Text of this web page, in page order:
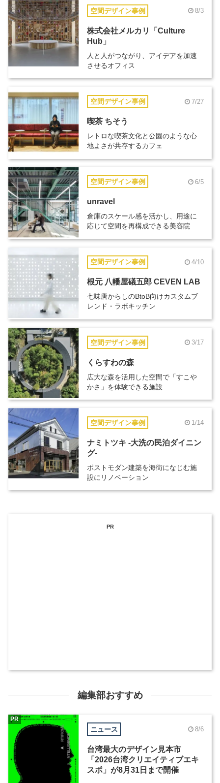
空間デザイン事例 8/3
株式会社メルカリ「Culture
Hub」
人と人がつながり、アイデアを加速
させるオフィス
空間デザイン事例 7/27
喫茶 ちそう
レトロな喫茶文化と公園のような心
地よさが共存するカフェ
空間デザイン事例 6/5
unravel
倉庫のスケール感を活かし、用途に
応じて空間を再構成できる美容院
空間デザイン事例 4/10
根元 八幡屋礒五郎 CEVEN LAB
七味唐からしのBtoB向けカスタムブ
レンド・ラボキッチン
空間デザイン事例 3/17
くらすわの森
広大な森を活用した空間で「すこや
かさ」を体験できる施設
空間デザイン事例 1/14
ナミトツキ -大洗の民泊ダイニン
グ-
ポストモダン建築を海街になじむ施
設にリノベーション
PR
編集部おすすめ
ニュース 8/6
台湾最大のデザイン見本市
「2026台湾クリエイティブエキ
スポ」が8月31日まで開催
PR